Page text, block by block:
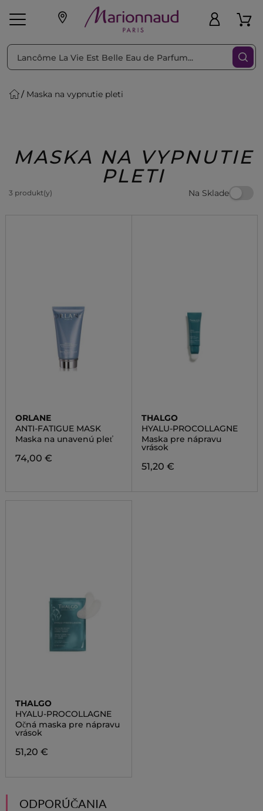
pleť Líčenie Vône
Beauty
Maska na vypnutie pleti
MASKA NA VYPNUTIE
PLETI
3 produkt(y) Na Sklade
Triediť podľa Filtrovať
ORLANE
ANTI-FATIGUE MASK
Maska na unavenú pleť
74,00 €
THALGO
HYALU-PROCOLLAGNE
Maska pre nápravu
vrások
51,20 €
THALGO
HYALU-PROCOLLAGNE
Očná maska pre nápravu
vrások
51,20 €
ODPORÚČANIA